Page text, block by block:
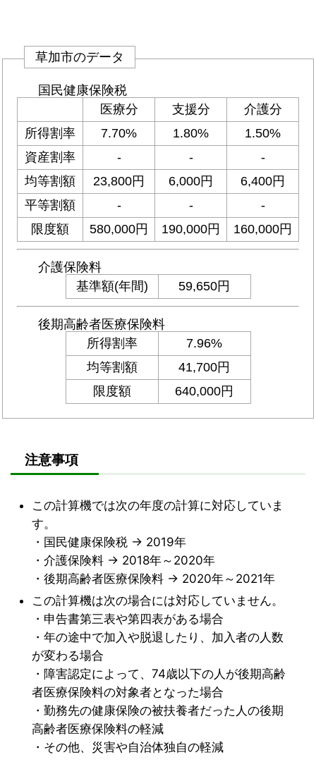
注意事項
この計算機では次の年度の計算に対応していま
す。
・国民健康保険税 → 2019年
・介護保険料 → 2018年～2020年
・後期高齢者医療保険料 → 2020年～2021年
この計算機は次の場合には対応していません。
・申告書第三表や第四表がある場合
・年の途中で加入や脱退したり、加入者の人数
が変わる場合
・障害認定によって、74歳以下の人が後期高齢
者医療保険料の対象者となった場合
・勤務先の健康保険の被扶養者だった人の後期
高齢者医療保険料の軽減
・その他、災害や自治体独自の軽減